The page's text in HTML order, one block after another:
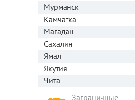
Мурманск
Камчатка
Магадан
Сахалин
Ямал
Якутия
Чита
Заграничные